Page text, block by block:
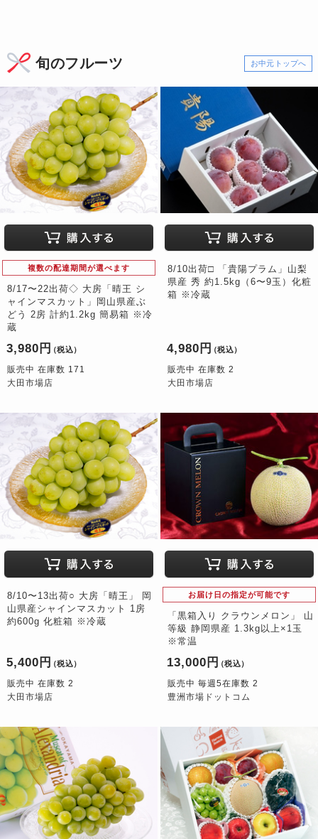
旬のフルーツ お中元トップへ
複数の配達期間が選べます
8/17〜22出荷◇ 大房「晴王 シ
ャインマスカット」岡山県産ぶ
どう 2房 計約1.2kg 簡易箱 ※冷
蔵
3,980円 （税込）
販売中 在庫数 171
大田市場店
8/10出荷□ 「貴陽プラム」山梨
県産 秀 約1.5kg（6〜9玉）化粧
箱 ※冷蔵
4,980円 （税込）
販売中 在庫数 2
大田市場店
8/10〜13出荷○ 大房「晴王」 岡
山県産シャインマスカット 1房
約600g 化粧箱 ※冷蔵
5,400円 （税込）
販売中 在庫数 2
大田市場店
お届け日の指定が可能です
「黒箱入り クラウンメロン」 山
等級 静岡県産 1.3kg以上×1玉
※常温
13,000円 （税込）
販売中 毎週5在庫数 2
豊洲市場ドットコム